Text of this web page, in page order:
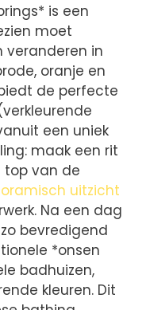
is een
moet
veranderen in
oranje en
de perfecte
een uniek
maak een rit
van de
uitzicht
Na een dag
bevredigend
*onsen
badhuizen,
kleuren. Dit